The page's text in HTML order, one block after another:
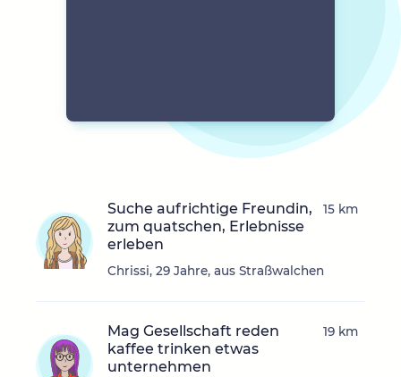
Suche aufrichtige Freundin,
zum quatschen, Erlebnisse
erleben
Chrissi, 29 Jahre, aus Straßwalchen
15 km
Mag Gesellschaft reden
kaffee trinken etwas
unternehmen
19 km